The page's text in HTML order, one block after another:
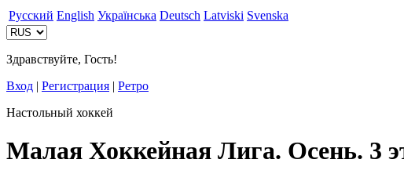
Русский English Українська Deutsch Latviski Svenska
Здравствуйте, Гость!
Вход | Регистрация | Ретро
Настольный хоккей
Малая Хоккейная Лига. Осень. 3